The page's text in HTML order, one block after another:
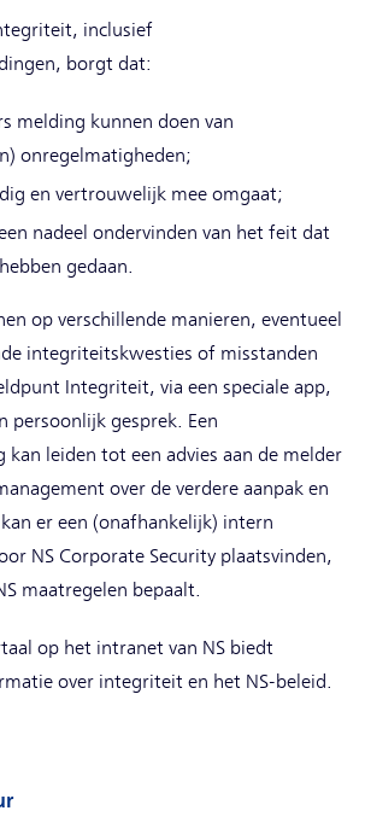
inclusief
borgt dat:
melding kunnen doen van
onregelmatigheden;
en vertrouwelijk mee omgaat;
nadeel ondervinden van het feit dat
gedaan.
op verschillende manieren, eventueel
integriteitskwesties of misstanden
Integriteit, via een speciale app,
persoonlijk gesprek. Een
leiden tot een advies aan de melder
over de verdere aanpak en
er een (onafhankelijk) intern
NS Corporate Security plaatsvinden,
maatregelen bepaalt.
op het intranet van NS biedt
over integriteit en het NS-beleid.